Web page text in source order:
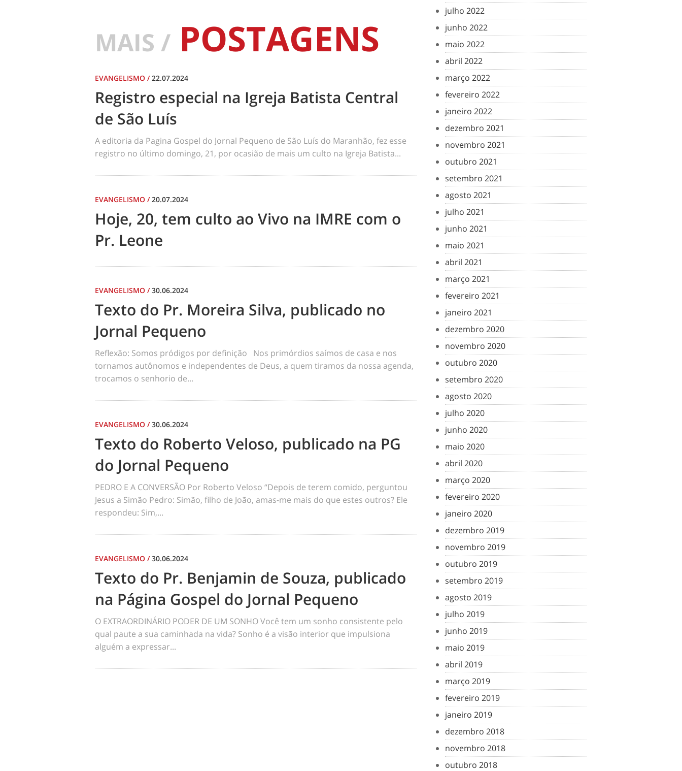
MAIS / POSTAGENS
EVANGELISMO /22.07.2024
Registro especial na Igreja Batista Central
de São Luís
A editoria da Pagina Gospel do Jornal Pequeno de São Luís do Maranhão, fez esse
registro no último domingo, 21, por ocasião de mais um culto na Igreja Batista...
EVANGELISMO /20.07.2024
Hoje, 20, tem culto ao Vivo na IMRE com o
Pr. Leone
EVANGELISMO /30.06.2024
Texto do Pr. Moreira Silva, publicado no
Jornal Pequeno
Reflexão: Somos pródigos por definição Nos primórdios saímos de casa e nos
tornamos autônomos e independentes de Deus, a quem tiramos da nossa agenda,
trocamos o senhorio de...
EVANGELISMO /30.06.2024
Texto do Roberto Veloso, publicado na PG
do Jornal Pequeno
PEDRO E A CONVERSÃO Por Roberto Veloso “Depois de terem comido, perguntou
Jesus a Simão Pedro: Simão, filho de João, amas-me mais do que estes outros? Ele
respondeu: Sim,...
EVANGELISMO /30.06.2024
Texto do Pr. Benjamin de Souza, publicado
na Página Gospel do Jornal Pequeno
O EXTRAORDINÁRIO PODER DE UM SONHO Você tem um sonho consistente pelo
qual paute a sua caminhada na vida? Sonho é a visão interior que impulsiona
alguém a expressar...
julho 2022
junho 2022
maio 2022
abril 2022
março 2022
fevereiro 2022
janeiro 2022
dezembro 2021
novembro 2021
outubro 2021
setembro 2021
agosto 2021
julho 2021
junho 2021
maio 2021
abril 2021
março 2021
fevereiro 2021
janeiro 2021
dezembro 2020
novembro 2020
outubro 2020
setembro 2020
agosto 2020
julho 2020
junho 2020
maio 2020
abril 2020
março 2020
fevereiro 2020
janeiro 2020
dezembro 2019
novembro 2019
outubro 2019
setembro 2019
agosto 2019
julho 2019
junho 2019
maio 2019
abril 2019
março 2019
fevereiro 2019
janeiro 2019
dezembro 2018
novembro 2018
outubro 2018